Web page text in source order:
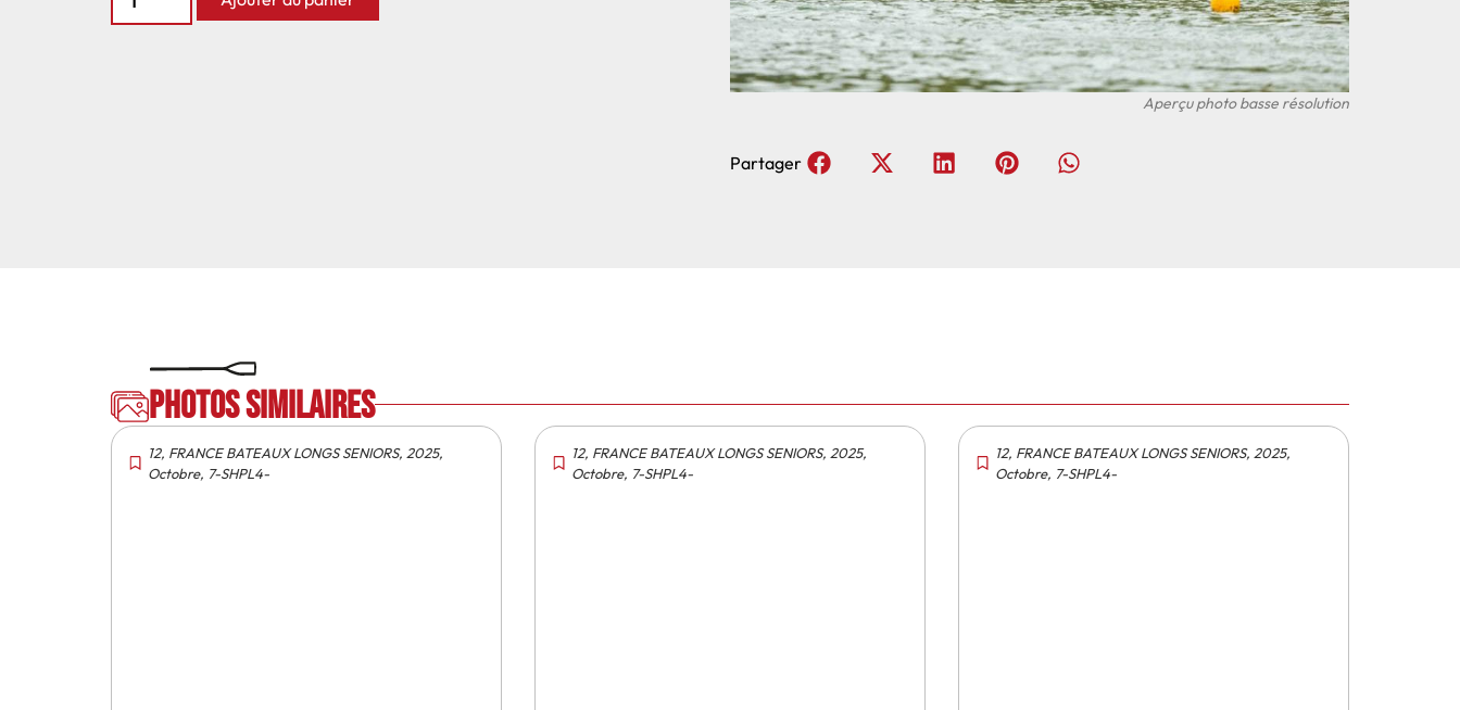
Partager
Photos similaires
12, FRANCE BATEAUX LONGS SENIORS, 2025,
Octobre, 7-SHPL4-
12, FRANCE BATEAUX LONGS SENIORS, 2025,
Octobre, 7-SHPL4-
12, FRANCE BATEAUX LONGS SENIORS, 2025,
Octobre, 7-SHPL4-